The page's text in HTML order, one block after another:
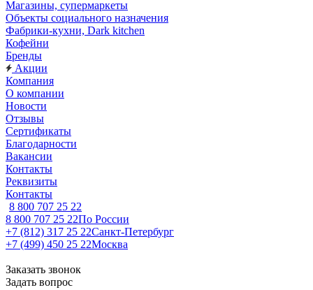
Магазины, супермаркеты
Объекты социального назначения
Фабрики-кухни, Dark kitchen
Кофейни
Бренды
Акции
Компания
О компании
Новости
Отзывы
Сертификаты
Благодарности
Вакансии
Контакты
Реквизиты
Контакты
8 800 707 25 22
8 800 707 25 22По России
+7 (812) 317 25 22Санкт-Петербург
+7 (499) 450 25 22Москва
Заказать звонок
Задать вопрос